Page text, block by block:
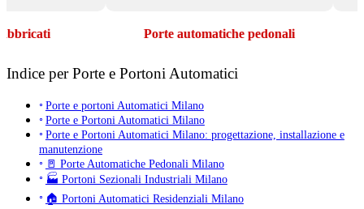
Porte automatiche pedonali
Indice per Porte e Portoni Automatici
Porte e portoni Automatici Milano
Porte e Portoni Automatici Milano
Porte e Portoni Automatici Milano: progettazione, installazione e
manutenzione
🚪 Porte Automatiche Pedonali Milano
🏭 Portoni Sezionali Industriali Milano
🏠 Portoni Automatici Residenziali Milano